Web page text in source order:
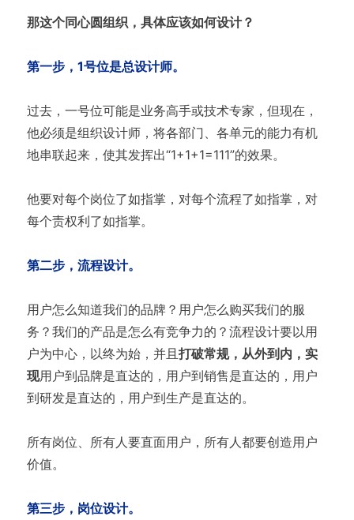
那这个同心圆组织，具体应该如何设计？
第一步，1号位是总设计师。
过去，一号位可能是业务高手或技术专家，但现在，
他必须是组织设计师，将各部门、各单元的能力有机
地串联起来，使其发挥出“1+1+1=111”的效果。
他要对每个岗位了如指掌，对每个流程了如指掌，对
每个责权利了如指掌。
第二步，流程设计。
用户怎么知道我们的品牌？用户怎么购买我们的服
务？我们的产品是怎么有竞争力的？流程设计要以用
户为中心，以终为始，并且 打破常规，从外到内，实
现用户到品牌是直达的，用户到销售是直达的，用户
到研发是直达的，用户到生产是直达的。
所有岗位、所有人要直面用户，所有人都要创造用户
价值。
第三步，岗位设计。